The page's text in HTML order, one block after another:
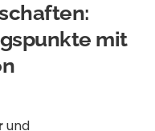
mit
und